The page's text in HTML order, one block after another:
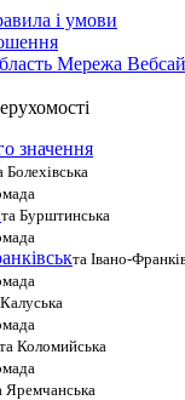
і умови
Мережа
значення
Болехівська
та Бурштинська
та Івано-
та Коломийська
Яремчанська